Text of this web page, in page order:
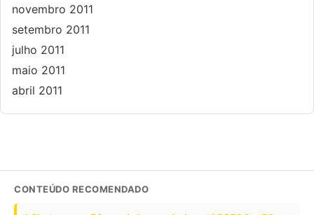
novembro 2011
setembro 2011
julho 2011
maio 2011
abril 2011
CONTEÚDO RECOMENDADO